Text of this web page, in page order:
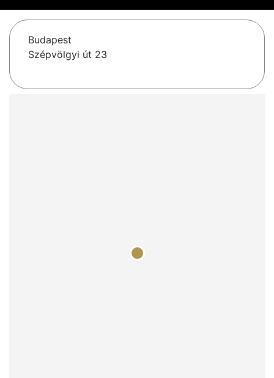
Budapest
Szépvölgyi út 23